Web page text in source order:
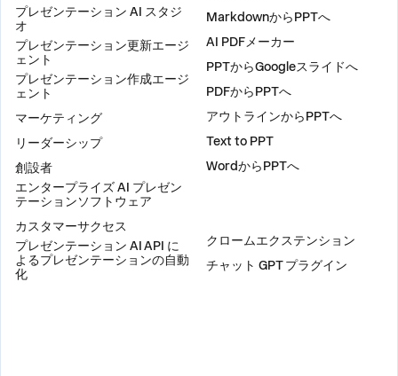
プレゼンテーション AI スタジ
オ
プレゼンテーション更新エージ
ェント
プレゼンテーション作成エージ
ェント
マーケティング
リーダーシップ
創設者
エンタープライズ AI プレゼン
テーションソフトウェア
カスタマーサクセス
プレゼンテーション AI API に
よるプレゼンテーションの自動
化
MarkdownからPPTへ
AI PDFメーカー
PPTからGoogleスライドへ
PDFからPPTへ
アウトラインからPPTへ
Text to PPT
WordからPPTへ
クロームエクステンション
チャット GPT プラグイン